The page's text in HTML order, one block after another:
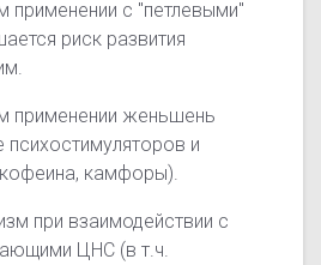
применении с "петлевыми"
риск развития
применении женьшень
психостимуляторов и
кофеина, камфоры).
при взаимодействии с
ЦНС (в т.ч.